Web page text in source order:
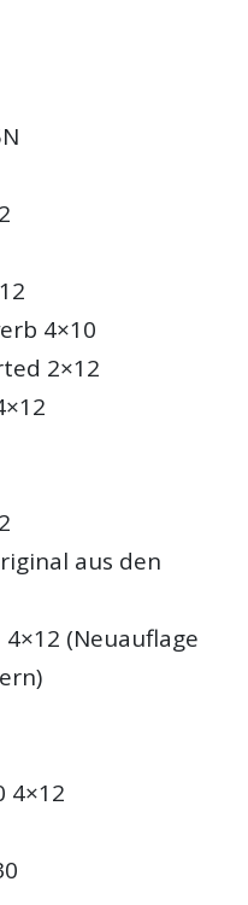
4×10
2×12
aus den
(Neuauflage
4×12